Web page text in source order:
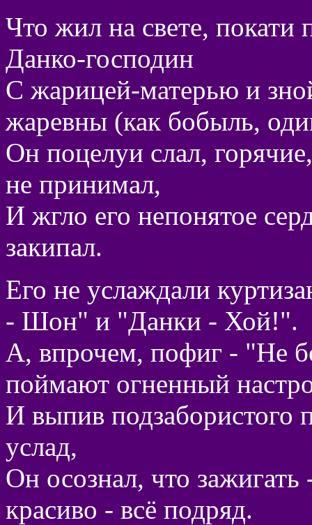
Что жил на свете,
Данко-господин
С жарицей-матерью и
жаревны (как бобыль,
Он поцелуи слал,
не принимал,
И жгло его непонятое
закипал.
Его не услаждали
- Шон" и "Данки - Хой!".
А, впрочем, пофиг - "Не
поймают огненный
И выпив подзабористого
услад,
Он осознал, что
красиво - всё подряд.